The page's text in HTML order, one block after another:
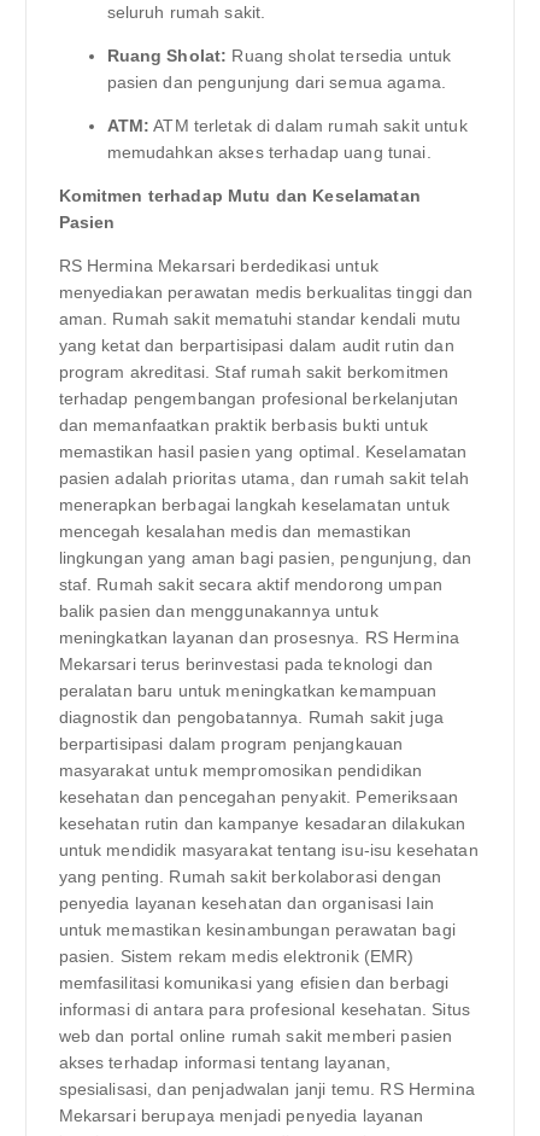
seluruh rumah sakit.
Ruang Sholat: Ruang sholat tersedia untuk
pasien dan pengunjung dari semua agama.
ATM: ATM terletak di dalam rumah sakit untuk
memudahkan akses terhadap uang tunai.
Komitmen terhadap Mutu dan Keselamatan
Pasien
RS Hermina Mekarsari berdedikasi untuk
menyediakan perawatan medis berkualitas tinggi dan
aman. Rumah sakit mematuhi standar kendali mutu
yang ketat dan berpartisipasi dalam audit rutin dan
program akreditasi. Staf rumah sakit berkomitmen
terhadap pengembangan profesional berkelanjutan
dan memanfaatkan praktik berbasis bukti untuk
memastikan hasil pasien yang optimal. Keselamatan
pasien adalah prioritas utama, dan rumah sakit telah
menerapkan berbagai langkah keselamatan untuk
mencegah kesalahan medis dan memastikan
lingkungan yang aman bagi pasien, pengunjung, dan
staf. Rumah sakit secara aktif mendorong umpan
balik pasien dan menggunakannya untuk
meningkatkan layanan dan prosesnya. RS Hermina
Mekarsari terus berinvestasi pada teknologi dan
peralatan baru untuk meningkatkan kemampuan
diagnostik dan pengobatannya. Rumah sakit juga
berpartisipasi dalam program penjangkauan
masyarakat untuk mempromosikan pendidikan
kesehatan dan pencegahan penyakit. Pemeriksaan
kesehatan rutin dan kampanye kesadaran dilakukan
untuk mendidik masyarakat tentang isu-isu kesehatan
yang penting. Rumah sakit berkolaborasi dengan
penyedia layanan kesehatan dan organisasi lain
untuk memastikan kesinambungan perawatan bagi
pasien. Sistem rekam medis elektronik (EMR)
memfasilitasi komunikasi yang efisien dan berbagi
informasi di antara para profesional kesehatan. Situs
web dan portal online rumah sakit memberi pasien
akses terhadap informasi tentang layanan,
spesialisasi, dan penjadwalan janji temu. RS Hermina
Mekarsari berupaya menjadi penyedia layanan